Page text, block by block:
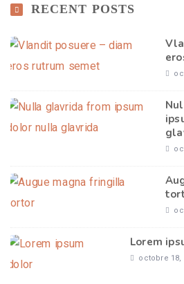
RECENT POSTS
Lorem
octobre 18,